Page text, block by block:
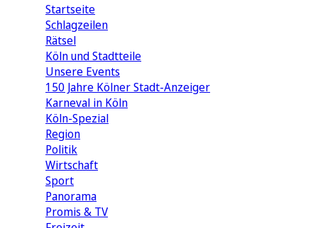
Startseite
Schlagzeilen
Rätsel
Köln und Stadtteile
Unsere Events
150 Jahre Kölner Stadt-Anzeiger
Karneval in Köln
Köln-Spezial
Region
Politik
Wirtschaft
Sport
Panorama
Promis & TV